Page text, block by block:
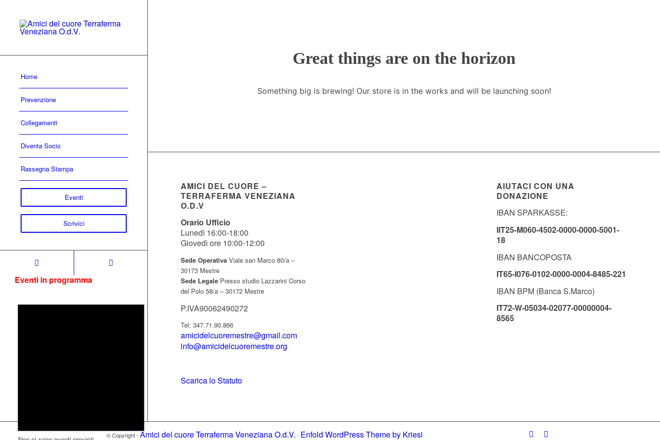
Home
Prevenzione
Collegamenti
Diventa Socio
Rassegna Stampa
Eventi
Scrivici
Eventi in programma
Great things are on the horizon
Something big is brewing! Our store is in the works and will be launching soon!
AMICI DEL CUORE –
TERRAFERMA VENEZIANA
O.D.V
Orario Ufficio
Lunedì 16:00-18:00
Giovedì ore 10:00-12:00
Sede OperativaViale san Marco 80/a –
30173 Mestre
Sede LegalePresso studio Lazzarini Corso
del Polo 58/a – 30172 Mestre
P.IVA90062490272
Tel: 347.71.90.866
amicidelcuoremestre@gmail.com
info@amicidelcuoremestre.org
Scarica lo Statuto
AIUTACI CON UNA
DONAZIONE
IBAN SPARKASSE:
IIT25-M060-4502-0000-0000-5001-
18
IBAN BANCOPOSTA
IT65-I076-0102-0000-0004-8485-221
IBAN BPM (Banca S.Marco)
IT72-W-05034-02077-00000004-
8565
© Copyright - Amici del cuore Terraferma Veneziana O.d.V. - Enfold WordPress Theme by Kriesi